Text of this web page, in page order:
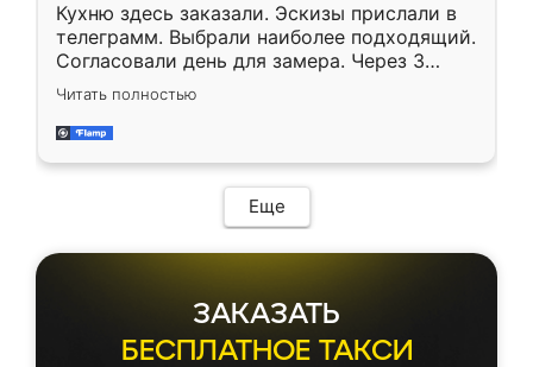
Кухню здесь заказали. Эскизы прислали в
телеграмм. Выбрали наиболее подходящий.
Согласовали день для замера. Через 3
недели кухня была уже готова. Остались
довольны работой. Спасибо Ренессанс
мебель за качественную работу!
Читать полностью
Еще
ЗАКАЗАТЬ
БЕСПЛАТНОЕ ТАКСИ